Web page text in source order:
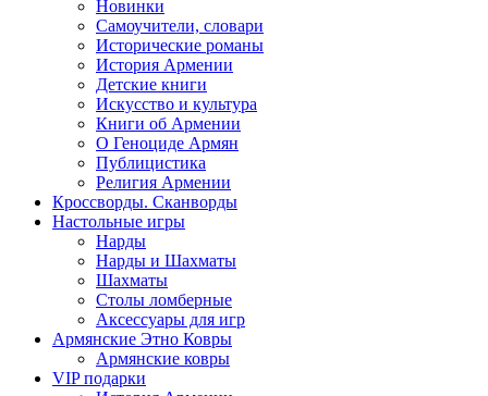
Новинки
Самоучители, словари
Исторические романы
История Армении
Детские книги
Иcкусство и культура
Книги об Армении
О Геноциде Армян
Публицистика
Религия Армении
Кроссворды. Сканворды
Настольные игры
Нарды
Нарды и Шахматы
Шахматы
Столы ломберные
Аксессуары для игр
Армянские Этно Ковры
Армянские ковры
VIP подарки